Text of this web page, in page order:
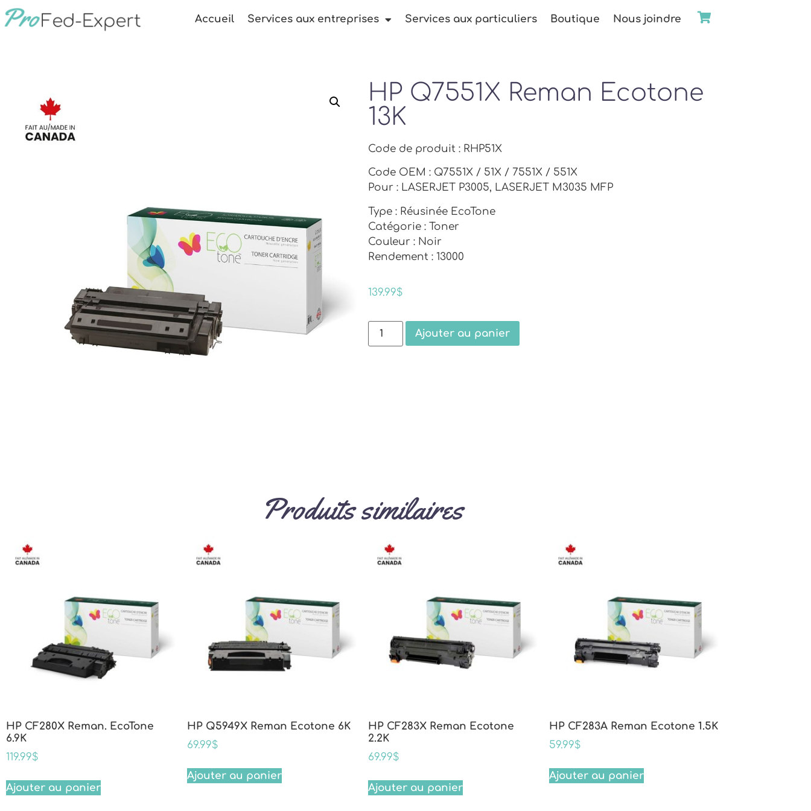
Accueil Services aux entreprises Services aux particuliers Boutique Nous joindre
HP Q7551X Reman Ecotone
13K
Code de produit : RHP51X
Code OEM : Q7551X / 51X / 7551X / 551X
Pour : LASERJET P3005, LASERJET M3035 MFP
Type : Réusinée EcoTone
Catégorie : Toner
Couleur : Noir
Rendement : 13000
139.99$
Ajouter au panier
Produits similaires
HP CF280X Reman. EcoTone
6.9K
119.99$
Ajouter au panier
HP Q5949X Reman Ecotone 6K
69.99$
Ajouter au panier
HP CF283X Reman Ecotone
2.2K
69.99$
Ajouter au panier
HP CF283A Reman Ecotone 1.5K
59.99$
Ajouter au panier